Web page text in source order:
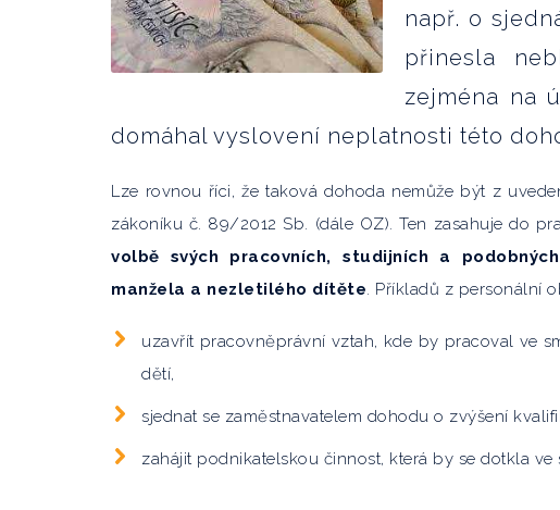
např. o
přinesla
zejména na
domáhal vyslovení neplatnosti této
Lze rovnou říci, že taková dohoda nemůže být z
zákoníku č. 89/2012 Sb. (dále OZ). Ten zasahuje do
volbě svých pracovních, studijních a
manžela a nezletilého dítěte. Příkladů z personální
uzavřít pracovněprávní vztah, kde by pracoval ve
dětí,
sjednat se zaměstnavatelem dohodu o zvýšení
zahájit podnikatelskou činnost, která by se dotkla